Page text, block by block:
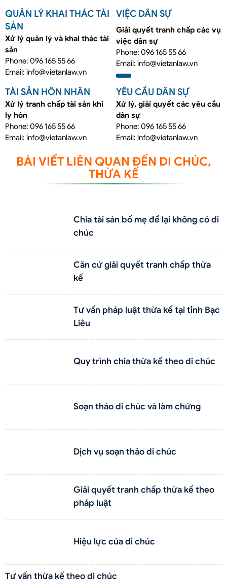
QUẢN LÝ KHAI THÁC TÀI
SẢN
Xử lý quản lý và khai thác tài
sản
Phone: 096 165 55 66
Email: info@vietanlaw.vn
VIỆC DÂN SỰ
Giải quyết tranh chấp các vụ
việc dân sự
Phone: 096 165 55 66
Email: info@vietanlaw.vn
TÀI SẢN HÔN NHÂN
Xử lý tranh chấp tài sản khi
ly hôn
Phone: 096 165 55 66
Email: info@vietanlaw.vn
YÊU CẦU DÂN SỰ
Xử lý, giải quyết các yêu cầu
dân sự
Phone: 096 165 55 66
Email: info@vietanlaw.vn
BÀI VIẾT LIÊN QUAN ĐẾN DI CHÚC,
THỪA KẾ
Chia tài sản bố mẹ để lại không có di
chúc
Căn cứ giải quyết tranh chấp thừa
kế
Tư vấn pháp luật thừa kế tại tỉnh Bạc
Liêu
Quy trình chia thừa kế theo di chúc
Soạn thảo di chúc và làm chứng
Dịch vụ soạn thảo di chúc
Giải quyết tranh chấp thừa kế theo
pháp luật
Hiệu lực của di chúc
Tư vấn thừa kế theo di chúc